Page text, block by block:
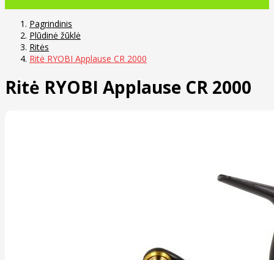
Pagrindinis
Plūdinė žūklė
Ritės
Ritė RYOBI Applause CR 2000
Ritė RYOBI Applause CR 2000